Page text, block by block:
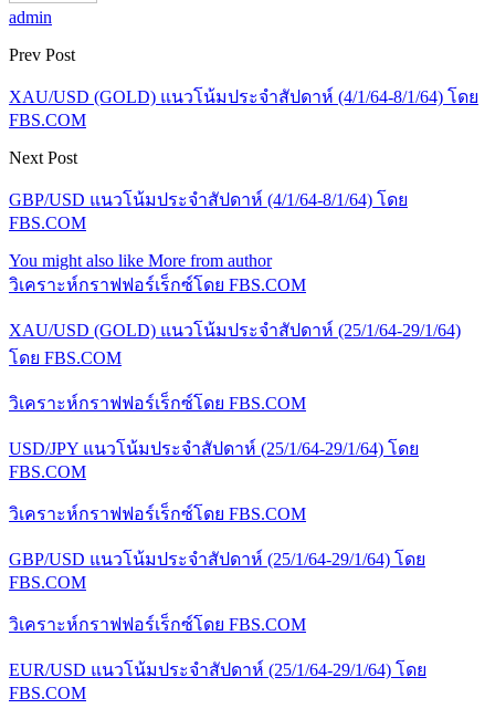
admin
Prev Post
XAU/USD (GOLD) แนวโน้มประจำสัปดาห์ (4/1/64-8/1/64) โดย
FBS.COM
Next Post
GBP/USD แนวโน้มประจำสัปดาห์ (4/1/64-8/1/64) โดย
FBS.COM
You might also like More from author
วิเคราะห์กราฟฟอร์เร็กซ์โดย FBS.COM
XAU/USD (GOLD) แนวโน้มประจำสัปดาห์ (25/1/64-29/1/64)
โดย FBS.COM
วิเคราะห์กราฟฟอร์เร็กซ์โดย FBS.COM
USD/JPY แนวโน้มประจำสัปดาห์ (25/1/64-29/1/64) โดย
FBS.COM
วิเคราะห์กราฟฟอร์เร็กซ์โดย FBS.COM
GBP/USD แนวโน้มประจำสัปดาห์ (25/1/64-29/1/64) โดย
FBS.COM
วิเคราะห์กราฟฟอร์เร็กซ์โดย FBS.COM
EUR/USD แนวโน้มประจำสัปดาห์ (25/1/64-29/1/64) โดย
FBS.COM